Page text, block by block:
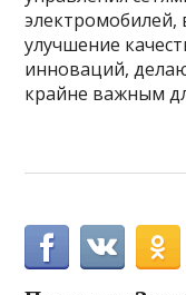
электромобилей,
улучшение
инноваций,
крайне важным